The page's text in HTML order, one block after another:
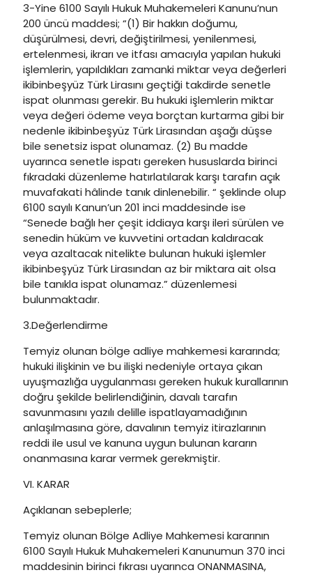
3-Yine 6100 Sayılı Hukuk Muhakemeleri Kanunu’nun
200 üncü maddesi; “(1) Bir hakkın doğumu,
düşürülmesi, devri, değiştirilmesi, yenilenmesi,
ertelenmesi, ikrarı ve itfası amacıyla yapılan hukuki
işlemlerin, yapıldıkları zamanki miktar veya değerleri
ikibinbeşyüz Türk Lirasını geçtiği takdirde senetle
ispat olunması gerekir. Bu hukuki işlemlerin miktar
veya değeri ödeme veya borçtan kurtarma gibi bir
nedenle ikibinbeşyüz Türk Lirasından aşağı düşse
bile senetsiz ispat olunamaz. (2) Bu madde
uyarınca senetle ispatı gereken hususlarda birinci
fıkradaki düzenleme hatırlatılarak karşı tarafın açık
muvafakati hâlinde tanık dinlenebilir. “ şeklinde olup
6100 sayılı Kanun’un 201 inci maddesinde ise
“Senede bağlı her çeşit iddiaya karşı ileri sürülen ve
senedin hüküm ve kuvvetini ortadan kaldıracak
veya azaltacak nitelikte bulunan hukuki işlemler
ikibinbeşyüz Türk Lirasından az bir miktara ait olsa
bile tanıkla ispat olunamaz.” düzenlemesi
bulunmaktadır.
3.Değerlendirme
Temyiz olunan bölge adliye mahkemesi kararında;
hukuki ilişkinin ve bu ilişki nedeniyle ortaya çıkan
uyuşmazlığa uygulanması gereken hukuk kurallarının
doğru şekilde belirlendiğinin, davalı tarafın
savunmasını yazılı delille ispatlayamadığının
anlaşılmasına göre, davalının temyiz itirazlarının
reddi ile usul ve kanuna uygun bulunan kararın
onanmasına karar vermek gerekmiştir.
VI. KARAR
Açıklanan sebeplerle;
Temyiz olunan Bölge Adliye Mahkemesi kararının
6100 Sayılı Hukuk Muhakemeleri Kanunumun 370 inci
maddesinin birinci fıkrası uyarınca ONANMASINA,